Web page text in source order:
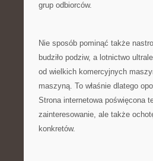
grup odbiorców.
Nie sposób pominąć także
budziło podziw, a lotnictwo
od wielkich komercyjnych
maszyną. To właśnie dlatego
Strona internetowa poświęcona
zainteresowanie, ale także
konkretów.